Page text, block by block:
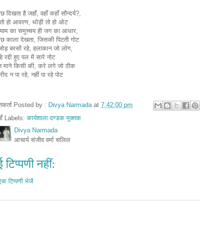
दिखता है जहाँ, वहाँ कहाँ सौन्दर्य?,
हो आवरण, थोड़ी तो हो ओट
का समुच्चय ही जग का आधार,
काला देखता, जिसकी पिटती गोट
बरसों रहे, हलाकान जो लोग,
रद्दी हुए पल में सारे नोट
माने किसी की, करे लगे जो ठीक
न पा रहे, नहीं पा रहे पोट
Posted by : Divya Narmada at 7:42:00 pm
Labels:कार्यशाला दण्डक मुक्तक
Divya Narmada
आचार्य संजीव वर्मा सलिल
टिप्पणी नहीं:
टिप्पणी भेजें